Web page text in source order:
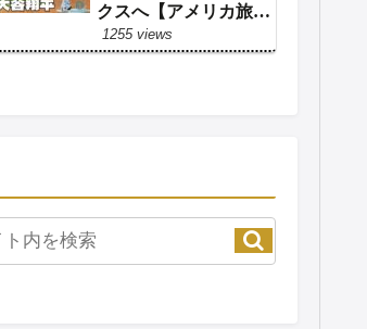
クスへ【アメリカ旅行
1日目】
1255 views